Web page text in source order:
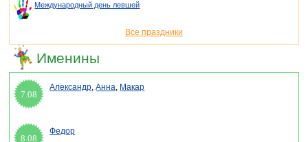
Международный день левшей
Все праздники
Именины
7.08
Александр,Анна, Макар
8.08
Федор